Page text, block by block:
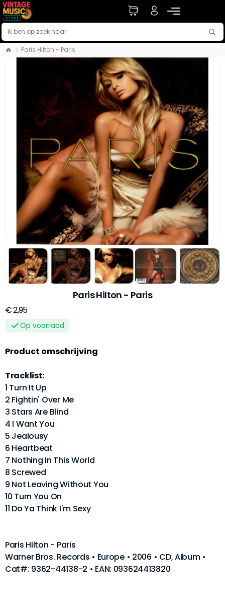
Paris Hilton - Paris
Paris Hilton - Paris
€ 2,95
Op voorraad
Product omschrijving
Tracklist:
1 Turn It Up
2 Fightin' Over Me
3 Stars Are Blind
4 I Want You
5 Jealousy
6 Heartbeat
7 Nothing In This World
8 Screwed
9 Not Leaving Without You
10 Turn You On
11 Do Ya Think I'm Sexy
Paris Hilton - Paris
Warner Bros. Records • Europe • 2006 • CD, Album •
Cat#: 9362-44138-2 • EAN: 093624413820